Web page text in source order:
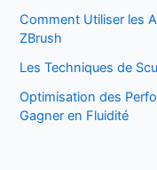
Comment Utiliser les
ZBrush
Les Techniques de
Optimisation des
Gagner en Fluidité